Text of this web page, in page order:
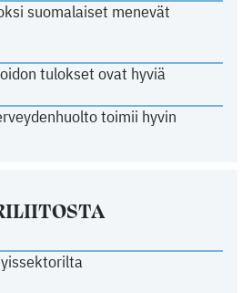
suomalaiset menevät
tulokset ovat hyviä
toimii hyvin